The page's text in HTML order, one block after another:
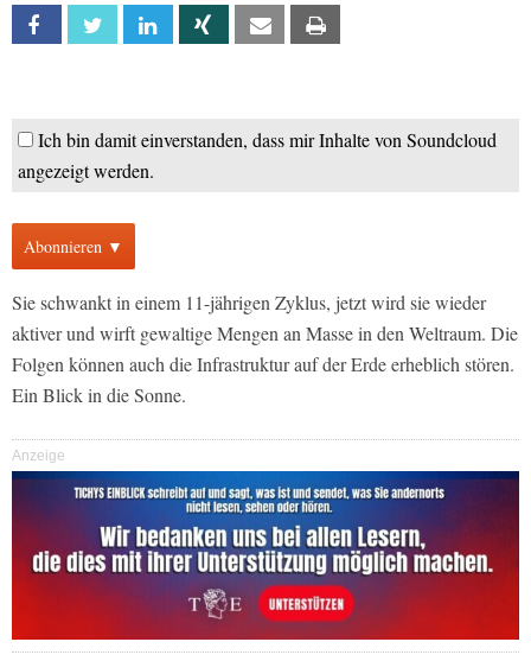
Facebook Twitter Linkedin Xing Email
Ich bin damit einverstanden, dass mir Inhalte von Soundcloud
angezeigt werden.
Abonnieren ▼
Sie schwankt in einem 11-jährigen Zyklus, jetzt wird sie wieder
aktiver und wirft gewaltige Mengen an Masse in den Weltraum. Die
Folgen können auch die Infrastruktur auf der Erde erheblich stören.
Ein Blick in die Sonne.
Anzeige